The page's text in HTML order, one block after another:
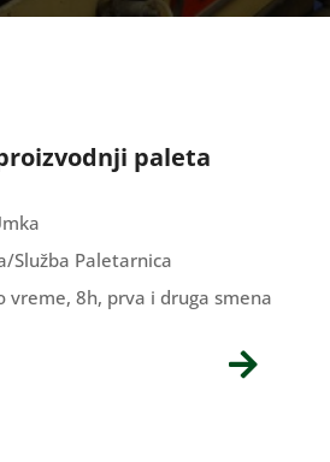
paleta
Služba Paletarnica
vreme, 8h, prva i druga smena